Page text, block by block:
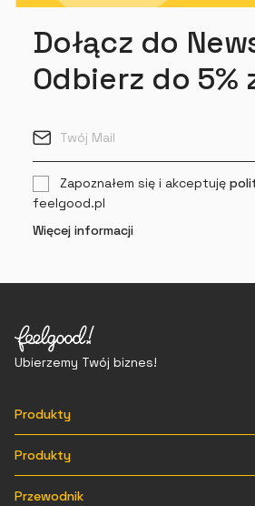
Dołącz do
Odbierz do 5%
Zapoznałem się i akceptuję
feelgood.pl
Więcej informacji
Ubierzemy Twój biznes!
Produkty
Produkty
Przewodnik